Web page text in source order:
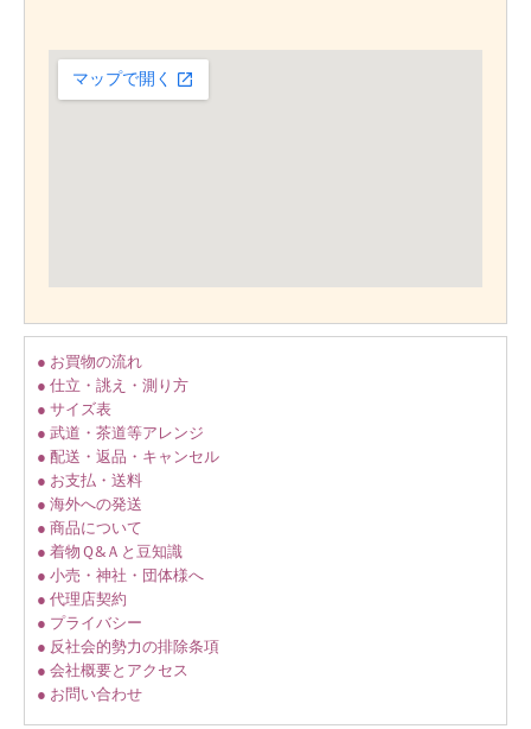
● お買物の流れ
● 仕立・誂え・測り方
● サイズ表
● 武道・茶道等アレンジ
● 配送・返品・キャンセル
● お支払・送料
● 海外への発送
● 商品について
● 着物Ｑ&Ａと豆知識
● 小売・神社・団体様へ
● 代理店契約
● プライバシー
● 反社会的勢力の排除条項
● 会社概要とアクセス
● お問い合わせ